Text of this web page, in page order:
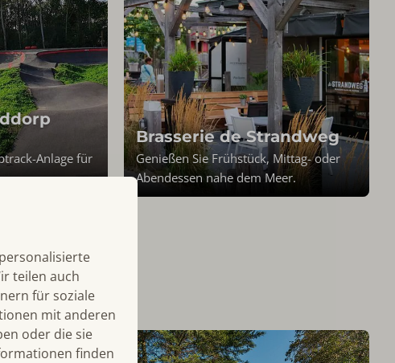
Anlage für
Brasserie de Strandweg
Genießen Sie Frühstück, Mittag- oder
Abendessen nahe dem Meer.
teilen auch
für soziale
mit anderen
oder die sie
finden